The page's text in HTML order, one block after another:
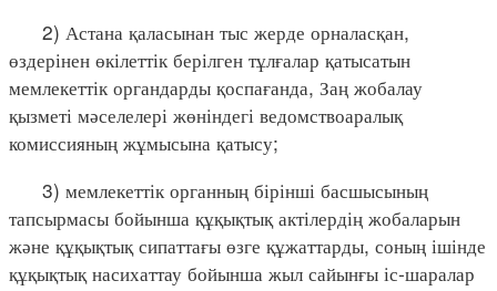
2) Астана қаласынан тыс жерде орналасқан,
өздерінен өкілеттік берілген тұлғалар қатысатын
мемлекеттік органдарды қоспағанда, Заң жобалау
қызметі мәселелері жөніндегі ведомствоаралық
комиссияның жұмысына қатысу;
3) мемлекеттік органның бірінші басшысының
тапсырмасы бойынша құқықтық актілердің жобаларын
және құқықтық сипаттағы өзге құжаттарды, соның ішінде
құқықтық насихаттау бойынша жыл сайынғы іс-шаралар